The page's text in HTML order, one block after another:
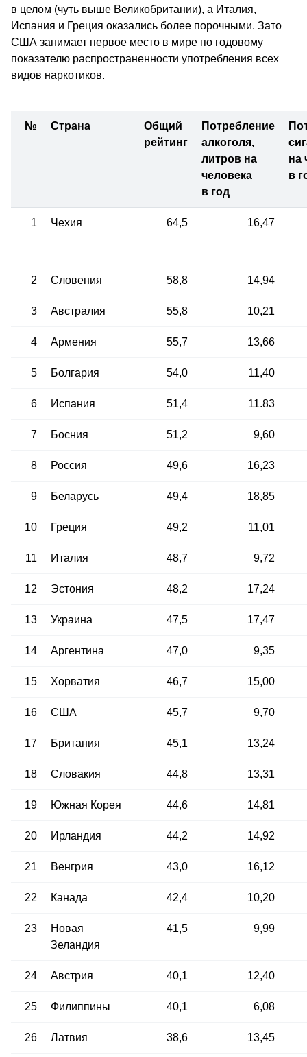
в целом (чуть выше Великобритании), а Италия,
Испания и Греция оказались более порочными. Зато
США занимает первое место в мире по годовому
показателю распространенности употребления всех
видов наркотиков.
№ Страна
Общий
рейтинг
Потребление
алкоголя,
литров на
человека
в год
на
в
1 Чехия 64,5 16,47
2 Словения 58,8 14,94
3 Австралия 55,8 10,21
4 Армения 55,7 13,66
5 Болгария 54,0 11,40
6 Испания 51,4 11.83
7 Босния 51,2 9,60
8 Россия 49,6 16,23
9 Беларусь 49,4 18,85
10 Греция 49,2 11,01
11 Италия 48,7 9,72
12 Эстония 48,2 17,24
13 Украина 47,5 17,47
14 Аргентина 47,0 9,35
15 Хорватия 46,7 15,00
16 США 45,7 9,70
17 Британия 45,1 13,24
18 Словакия 44,8 13,31
19 Южная Корея 44,6 14,81
20 Ирландия 44,2 14,92
21 Венгрия 43,0 16,12
22 Канада 42,4 10,20
23
Новая
Зеландия
41,5 9,99
24 Австрия 40,1 12,40
25 Филиппины 40,1 6,08
26 Латвия 38,6 13,45